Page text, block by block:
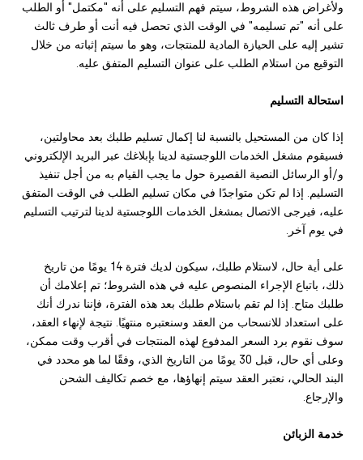
ولأغراض هذه الشروط، سيتم فهم التسليم على أنه "مكتمل" أو الطلب
على أنه "تم تسليمه" في الوقت الذي تحصل فيه أنت أو طرف ثالث
تشير إليه على الحيازة المادية للمنتجات، وهو ما سيتم إثباته من خلال
التوقيع من استلام الطلب على عنوان التسليم المتفق عليه.
استحالة التسليم
إذا كان من المستحيل بالنسبة لنا إكمال تسليم طلبك بعد محاولتين،
فسيقوم مشغل الخدمات اللوجستية لدينا بإبلاغك عبر البريد الإلكتروني
و/أو الرسائل النصية القصيرة حول ما يجب القيام به من أجل تنفيذ
التسليم. إذا لم تكن متواجدًا في مكان تسليم الطلب في الوقت المتفق
عليه، فيرجى الاتصال بمشغل الخدمات اللوجستية لدينا لترتيب التسليم
في يوم آخر.
على أية حال، لاستلام طلبك، سيكون لديك فترة 14 يومًا من تاريخ
ذلك، باتباع الإجراء المنصوص عليه في هذه الشروط؛ تم إعلامك أن
طلبك متاح. إذا لم تقم باستلام طلبك بعد هذه الفترة، فإننا ندرك أنك
على استعداد للانسحاب من العقد وسنعتبره منتهيًا. نتيجة لإنهاء العقد،
سوف نقوم برد السعر المدفوع لهذه المنتجات في أقرب وقت ممكن،
وعلى أي حال، قبل 30 يومًا من التاريخ الذي، وفقًا لما هو محدد في
البند الحالي، نعتبر العقد سيتم إنهاؤها، مع خصم تكاليف الشحن
والإرجاع.
خدمة الزبائن